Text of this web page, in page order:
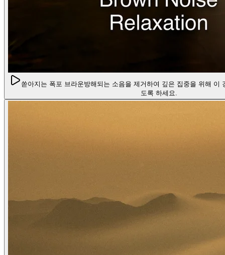
쏟아지는 폭포 브라운방해되는 소음을 제거하여 깊은 집중을 위해 이
도록 하세요.